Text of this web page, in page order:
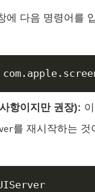
에 다음 명령어를
항이지만 권장):
를 재시작하는 것
killall SystemUIServer